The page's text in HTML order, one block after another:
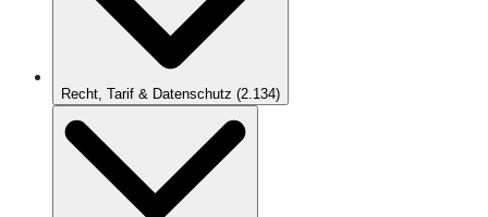
Recht, Tarif & Datenschutz (2.134)